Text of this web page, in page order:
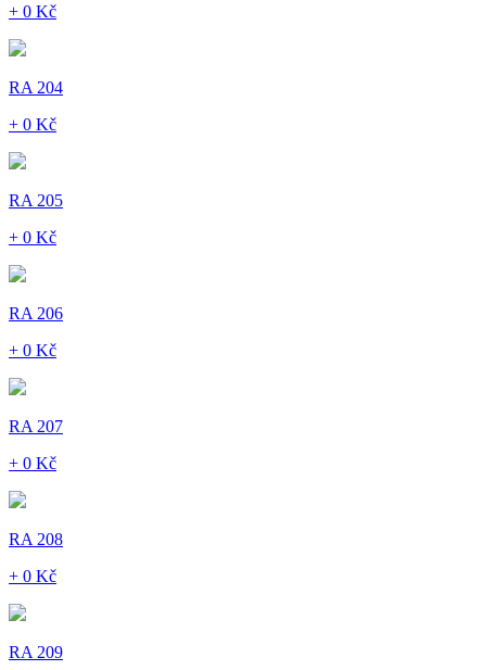
+ 0 Kč
RA 204
+ 0 Kč
RA 205
+ 0 Kč
RA 206
+ 0 Kč
RA 207
+ 0 Kč
RA 208
+ 0 Kč
RA 209